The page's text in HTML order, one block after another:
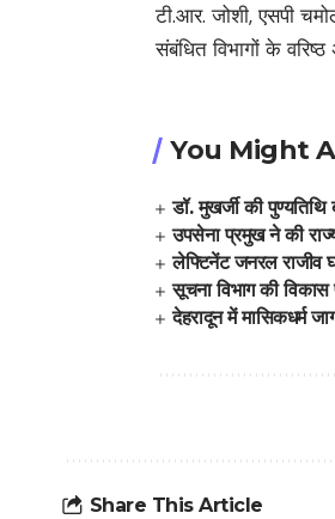
टी.आर. जोशी, एसपी
संबंधित विभागों के
You Might
डॉ. मुखर्जी की पुण्यतिथि
उपसेना प्रमुख ने की
लेफ्टिनेंट जनरल राजीव
सूचना विभाग की
देहरादून में मासिकधर्म
Share This Article